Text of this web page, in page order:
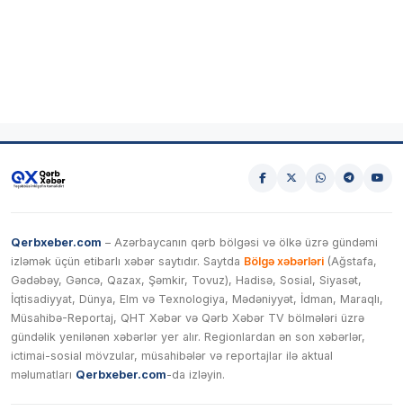
Qerbxeber.com – Azərbaycanın qərb bölgəsi və ölkə üzrə gündəmi
izləmək üçün etibarlı xəbər saytıdır. Saytda Bölgə xəbərləri (Ağstafa,
Gədəbəy, Gəncə, Qazax, Şəmkir, Tovuz), Hadisə, Sosial, Siyasət,
İqtisadiyyat, Dünya, Elm və Texnologiya, Mədəniyyət, İdman, Maraqlı,
Müsahibə-Reportaj, QHT Xəbər və Qərb Xəbər TV bölmələri üzrə
gündəlik yenilənən xəbərlər yer alır. Regionlardan ən son xəbərlər,
ictimai-sosial mövzular, müsahibələr və reportajlar ilə aktual
məlumatları Qerbxeber.com-da izləyin.